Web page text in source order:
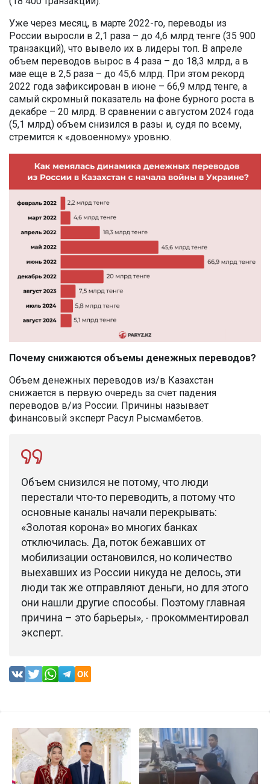
Уже через месяц, в марте 2022-го, переводы из
России выросли в 2,1 раза – до 4,6 млрд тенге (35 900
транзакций), что вывело их в лидеры топ. В апреле
объем переводов вырос в 4 раза – до 18,3 млрд, а в
мае еще в 2,5 раза – до 45,6 млрд. При этом рекорд
2022 года зафиксирован в июне – 66,9 млрд тенге, а
самый скромный показатель на фоне бурного роста в
декабре – 20 млрд. В сравнении с августом 2024 года
(5,1 млрд) объем снизился в разы и, судя по всему,
стремится к «довоенному» уровню.
Почему снижаются объемы денежных переводов?
Объем денежных переводов из/в Казахстан
снижается в первую очередь за счет падения
переводов в/из России. Причины называет
финансовый эксперт Расул Рысмамбетов.
Объем снизился не потому, что люди
перестали что-то переводить, а потому что
основные каналы начали перекрывать:
«Золотая корона» во многих банках
отключилась. Да, поток бежавших от
мобилизации остановился, но количество
выехавших из России никуда не делось, эти
люди так же отправляют деньги, но для этого
они нашли другие способы. Поэтому главная
причина – это барьеры», - прокомментировал
эксперт.